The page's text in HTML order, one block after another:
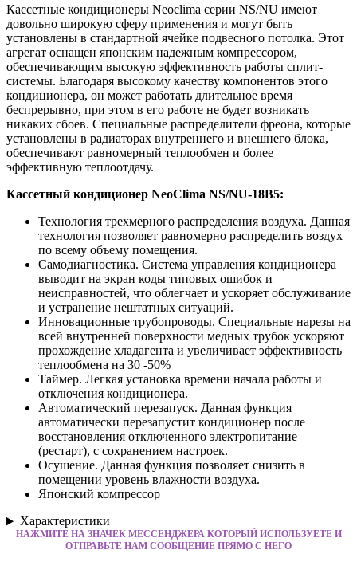
Кассетные кондиционеры Neoclima серии NS/NU имеют
довольно широкую сферу применения и могут быть
установлены в стандартной ячейке подвесного потолка. Этот
агрегат оснащен японским надежным компрессором,
обеспечивающим высокую эффективность работы сплит-
системы. Благодаря высокому качеству компонентов этого
кондиционера, он может работать длительное время
беспрерывно, при этом в его работе не будет возникать
никаких сбоев. Специальные распределители фреона, которые
установлены в радиаторах внутреннего и внешнего блока,
обеспечивают равномерный теплообмен и более
эффективную теплоотдачу.
Кассетный кондиционер NeoClima NS/NU-18B5:
Технология трехмерного распределения воздуха. Данная
технология позволяет равномерно распределить воздух
по всему объему помещения.
Самодиагностика. Система управления кондиционера
выводит на экран коды типовых ошибок и
неисправностей, что облегчает и ускоряет обслуживание
и устранение нештатных ситуаций.
Инновационные трубопроводы. Специальные нарезы на
всей внутренней поверхности медных трубок ускоряют
прохождение хладагента и увеличивает эффективность
теплообмена на 30 -50%
Таймер. Легкая установка времени начала работы и
отключения кондиционера.
Автоматический перезапуск. Данная функция
автоматически перезапустит кондиционер после
восстановления отключенного электропитание
(рестарт), с сохранением настроек.
Осушение. Данная функция позволяет снизить в
помещении уровень влажности воздуха.
Японский компрессор
Характеристики
НАЖМИТЕ НА ЗНАЧЕК МЕССЕНДЖЕРА КОТОРЫЙ ИСПОЛЬЗУЕТЕ И
ОТПРАВЬТЕ НАМ СООБЩЕНИЕ ПРЯМО С НЕГО